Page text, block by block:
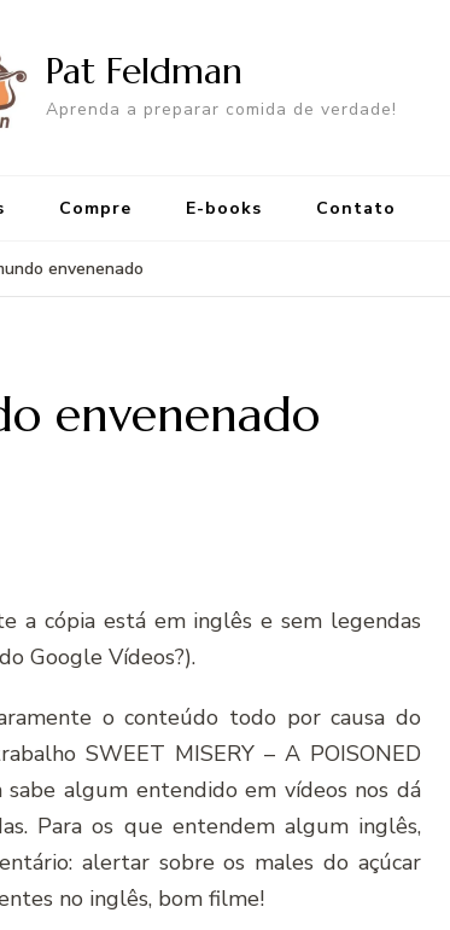
Pat Feldman
Aprenda a preparar comida de verdade!
Compre E-books Contato
envenenado
envenenado
a cópia está em inglês e sem legendas
Google Vídeos?).
o conteúdo todo por causa do
SWEET MISERY – A POISONED
algum entendido em vídeos nos dá
Para os que entendem algum inglês,
alertar sobre os males do açúcar
no inglês, bom filme!